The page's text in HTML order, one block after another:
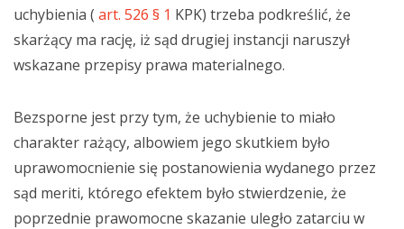
uchybienia ( art. 526 § 1 KPK) trzeba podkreślić, że
skarżący ma rację, iż sąd drugiej instancji naruszył
wskazane przepisy prawa materialnego.
Bezsporne jest przy tym, że uchybienie to miało
charakter rażący, albowiem jego skutkiem było
uprawomocnienie się postanowienia wydanego przez
sąd meriti, którego efektem było stwierdzenie, że
poprzednie prawomocne skazanie uległo zatarciu w